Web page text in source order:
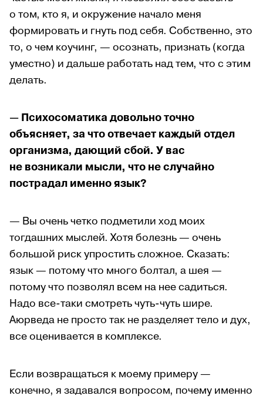
о том, кто я, и окружение начало меня
формировать и гнуть под себя. Собственно, это
то, о чем коучинг, — осознать, признать (когда
уместно) и дальше работать над тем, что с этим
делать.
— Психосоматика довольно точно
объясняет, за что отвечает каждый отдел
организма, дающий сбой. У вас
не возникали мысли, что не случайно
пострадал именно язык?
— Вы очень четко подметили ход моих
тогдашних мыслей. Хотя болезнь — очень
большой риск упростить сложное. Сказать:
язык — потому что много болтал, а шея —
потому что позволял всем на нее садиться.
Надо все-таки смотреть чуть-чуть шире.
Аюрведа не просто так не разделяет тело и дух,
все оценивается в комплексе.
Если возвращаться к моему примеру —
конечно, я задавался вопросом, почему именно